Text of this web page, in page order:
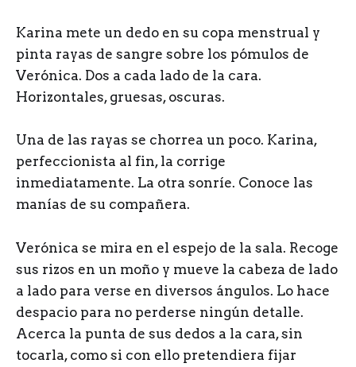
Karina mete un dedo en su copa menstrual y
pinta rayas de sangre sobre los pómulos de
Verónica. Dos a cada lado de la cara.
Horizontales, gruesas, oscuras.
Una de las rayas se chorrea un poco. Karina,
perfeccionista al fin, la corrige
inmediatamente. La otra sonríe. Conoce las
manías de su compañera.
Verónica se mira en el espejo de la sala. Recoge
sus rizos en un moño y mueve la cabeza de lado
a lado para verse en diversos ángulos. Lo hace
despacio para no perderse ningún detalle.
Acerca la punta de sus dedos a la cara, sin
tocarla, como si con ello pretendiera fijar